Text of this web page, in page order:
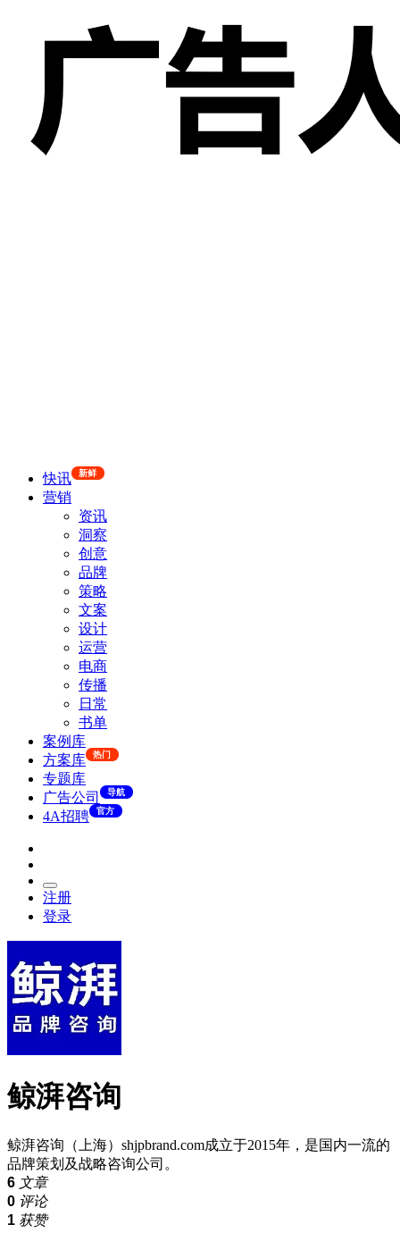
快讯 新鲜
营销
资讯
洞察
创意
品牌
策略
文案
设计
运营
电商
传播
日常
书单
案例库
方案库
热门
专题库
广告公司
导航
4A招聘 官方
注册
登录
鲸湃咨询
鲸湃咨询（上海）shjpbrand.com成立于2015年，是国内一流的
品牌策划及战略咨询公司。
6 文章
0 评论
1 获赞